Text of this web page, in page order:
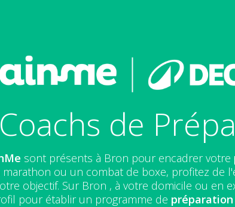
de
sont présents à Bron pour encadrer votre
ou un combat de boxe, profitez de
objectif. Sur Bron , à votre domicile ou en
pour établir un programme de